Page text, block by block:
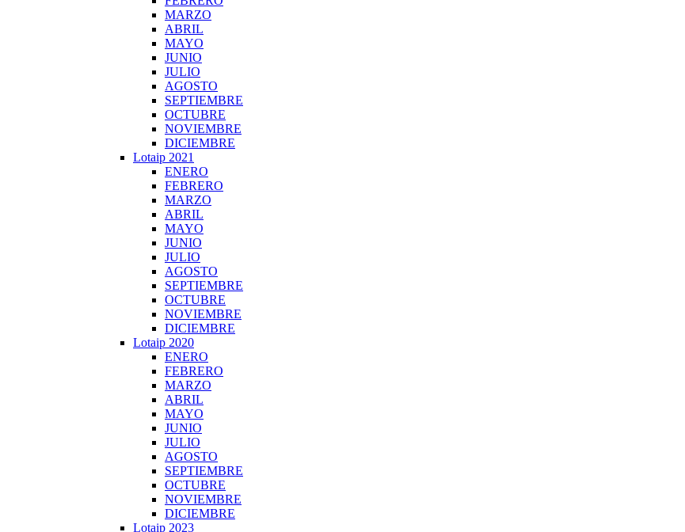
MARZO
ABRIL
MAYO
JUNIO
JULIO
AGOSTO
SEPTIEMBRE
OCTUBRE
NOVIEMBRE
DICIEMBRE
Lotaip 2021
ENERO
FEBRERO
MARZO
ABRIL
MAYO
JUNIO
JULIO
AGOSTO
SEPTIEMBRE
OCTUBRE
NOVIEMBRE
DICIEMBRE
Lotaip 2020
ENERO
FEBRERO
MARZO
ABRIL
MAYO
JUNIO
JULIO
AGOSTO
SEPTIEMBRE
OCTUBRE
NOVIEMBRE
DICIEMBRE
Lotaip 2023